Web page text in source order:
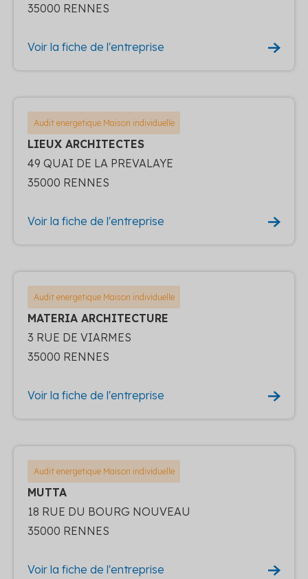
35000 RENNES
Voir la fiche de l'entreprise
Audit energetique Maison individuelle
LIEUX ARCHITECTES
49 QUAI DE LA PREVALAYE
35000 RENNES
Voir la fiche de l'entreprise
Audit energetique Maison individuelle
MATERIA ARCHITECTURE
3 RUE DE VIARMES
35000 RENNES
Voir la fiche de l'entreprise
Audit energetique Maison individuelle
MUTTA
18 RUE DU BOURG NOUVEAU
35000 RENNES
Voir la fiche de l'entreprise